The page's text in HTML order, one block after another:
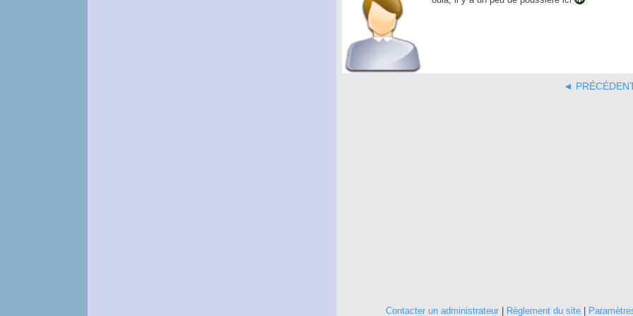
◄
Contacter un administrateur| Règlement du site|